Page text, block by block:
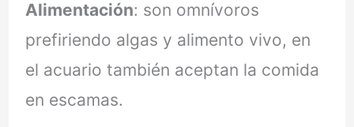
Alimentación: son omnívoros
prefiriendo algas y alimento vivo, en
el acuario también aceptan la comida
en escamas.